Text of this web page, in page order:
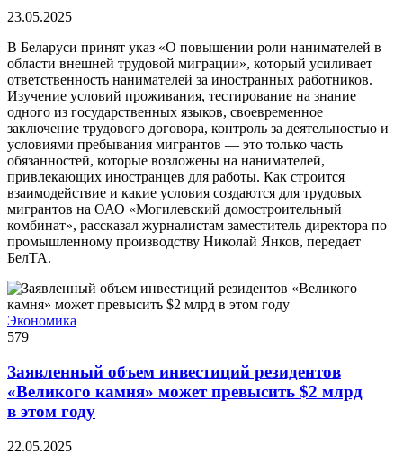
23.05.2025
В Беларуси принят указ «О повышении роли нанимателей в
области внешней трудовой миграции», который усиливает
ответственность нанимателей за иностранных работников.
Изучение условий проживания, тестирование на знание
одного из государственных языков, своевременное
заключение трудового договора, контроль за деятельностью и
условиями пребывания мигрантов — это только часть
обязанностей, которые возложены на нанимателей,
привлекающих иностранцев для работы. Как строится
взаимодействие и какие условия создаются для трудовых
мигрантов на ОАО «Могилевский домостроительный
комбинат», рассказал журналистам заместитель директора по
промышленному производству Николай Янков, передает
БелТА.
Экономика
579
Заявленный объем инвестиций резидентов
«Великого камня» может превысить $2 млрд
в этом году
22.05.2025